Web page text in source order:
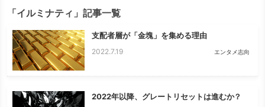
「イルミナティ」記事一覧
支配者層が「金塊」を集める理由
2022.7.19 エンタメ志向
2022年以降、グレートリセットは進むか？